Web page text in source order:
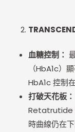
血糖控制：
（HbA1c）
HbA1c 控制
打破天花板：
Retatrutide
時曲線仍在